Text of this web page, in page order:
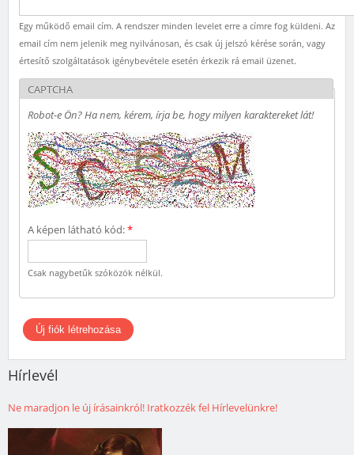
Egy működő email cím. A rendszer minden levelet erre a címre fog küldeni. Az
email cím nem jelenik meg nyilvánosan, és csak új jelszó kérése során, vagy
értesítő szolgáltatások igénybevétele esetén érkezik rá email üzenet.
CAPTCHA
Robot-e Ön? Ha nem, kérem, írja be, hogy milyen karaktereket lát!
A képen látható kód:*
Csak nagybetűk szóközök nélkül.
Hírlevél
Ne maradjon le új írásainkról! Iratkozzék fel Hírlevelünkre!